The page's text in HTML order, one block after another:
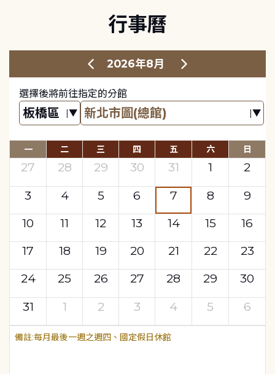
行事曆
2026年8月
選擇後將前往指定的分館
一 二 三 四 五 六 日
27 28 29 30 31 1
2
3
4 5 6 7 8
9
10
11 12 13 14 15
16
17
18 19 20 21 22
23
24
25 26 27 28 29
30
31
1 2 3 4 5 6
每月最後一週之週四、國定假日休館